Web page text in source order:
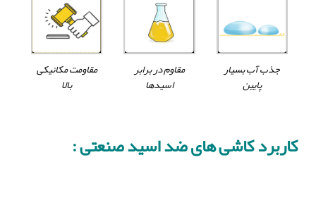
جذب آب بسیار
پایین
مقاوم در برابر
اسیدها
مقاومت مکانیکی
بالا
کاربرد کاشی های ضد اسید صنعتی :